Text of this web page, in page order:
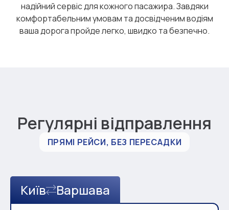
надійний сервіс для кожного пасажира. Завдяки
комфортабельним умовам та досвідченим водіям
ваша дорога пройде легко, швидко та безпечно.
Регулярні відправлення
ПРЯМІ РЕЙСИ, БЕЗ ПЕРЕСАДКИ
Київ Варшава